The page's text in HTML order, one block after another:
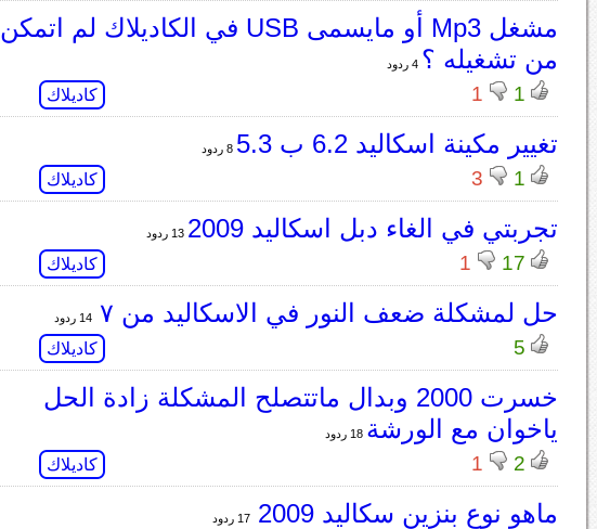
مشغل Mp3 أو مايسمى USB في الكاديلاك لم اتمكن
من تشغيله ؟ 4 ردود
1
1 كاديلاك
تغيير مكينة اسكاليد 6.2 ب 5.3 8 ردود
1
3 كاديلاك
تجربتي في الغاء دبل اسكاليد 2009 13 ردود
17
1 كاديلاك
حل لمشكلة ضعف النور في الاسكاليد من ٧ 14 ردود
5 كاديلاك
خسرت 2000 وبدال ماتتصلح المشكلة زادة الحل
ياخوان مع الورشة 18 ردود
2
1 كاديلاك
ماهو نوع بنزين سكاليد 2009 17 ردود